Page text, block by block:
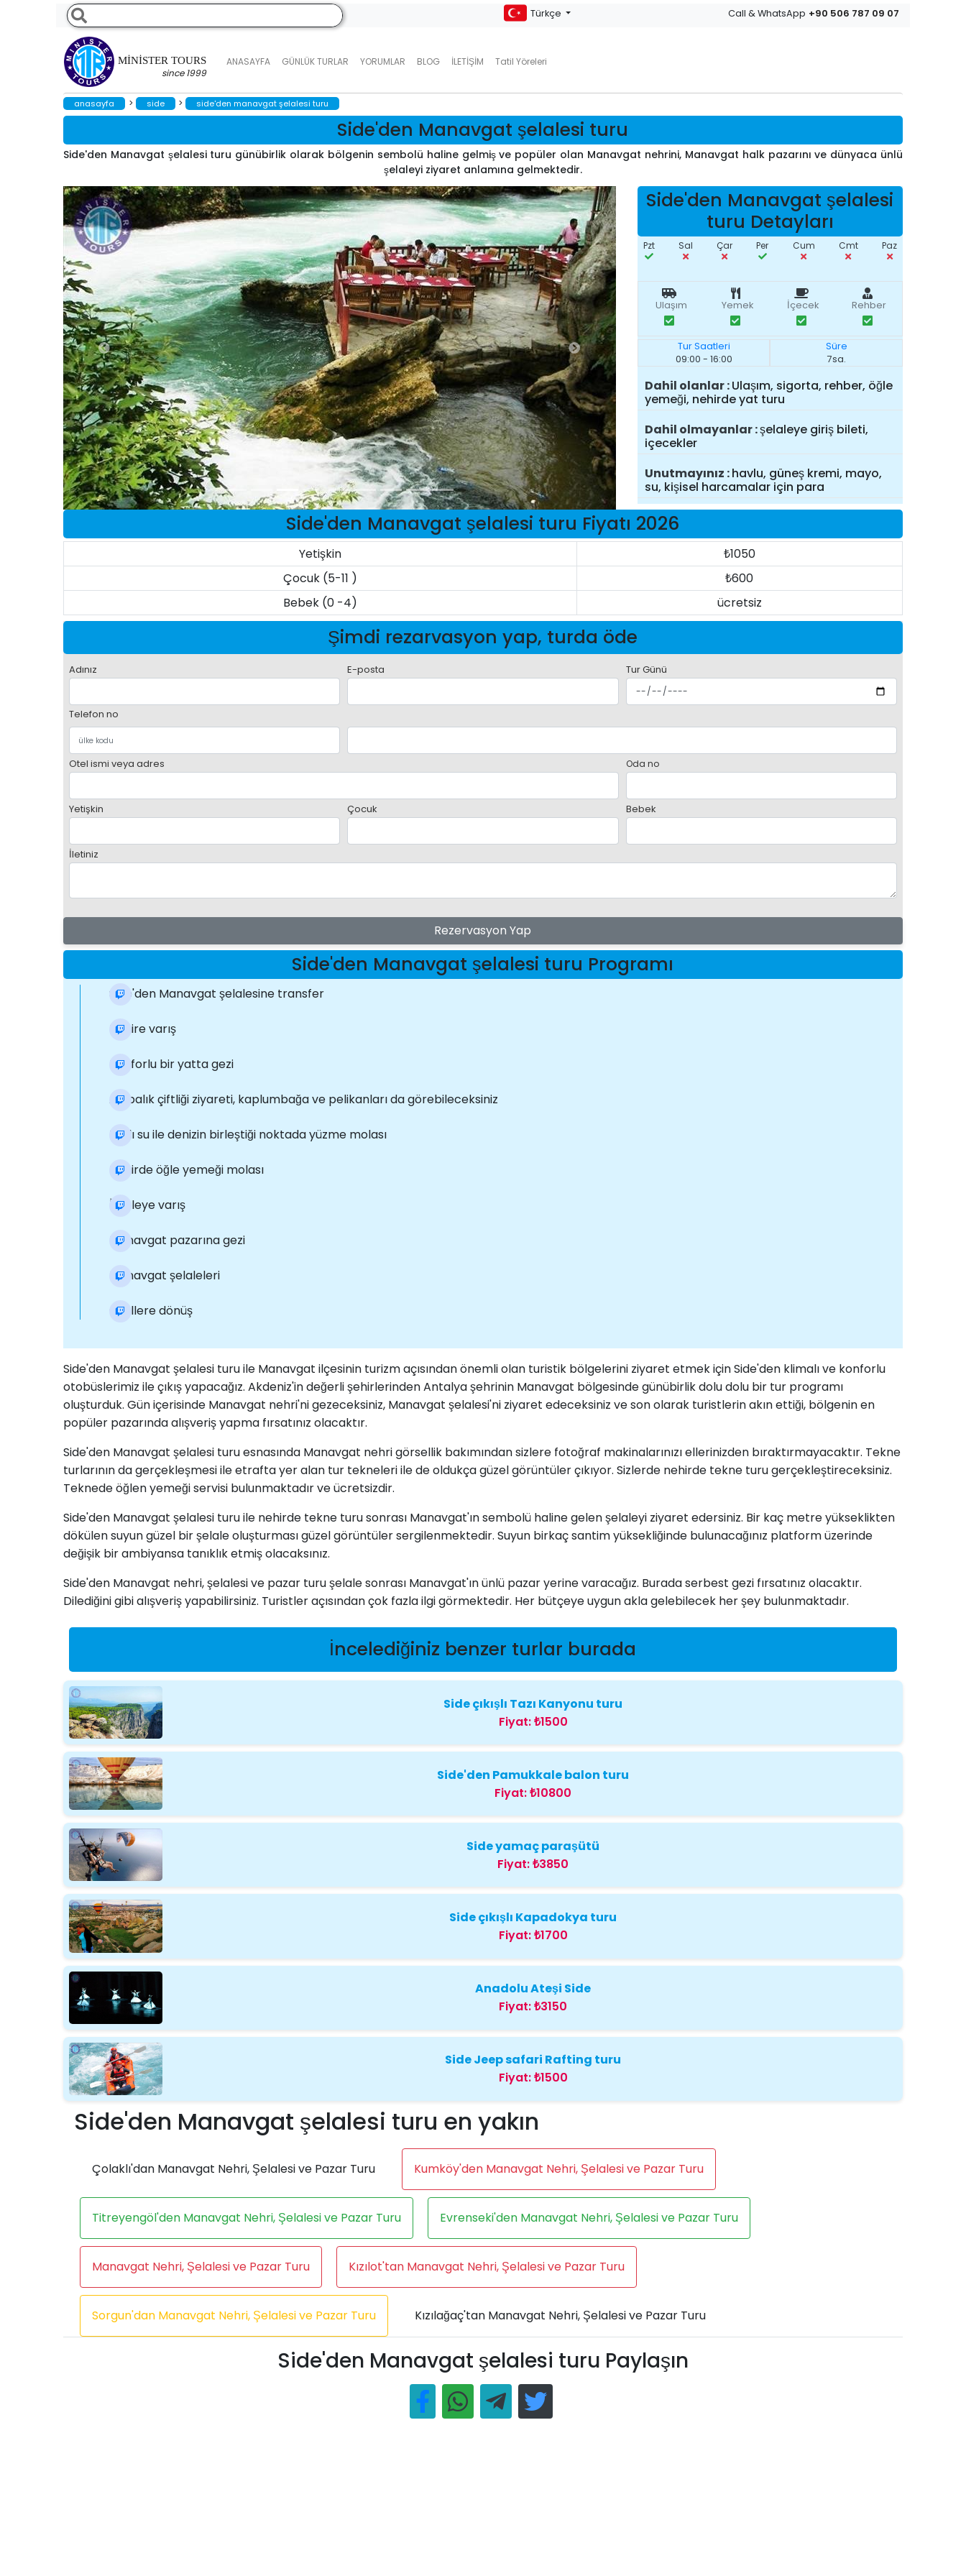
MINISTER TOURS
since 1999
ANASAYFA GÜNLÜK TURLAR YORUMLAR BLOG İLETIŞIM Tatil Yöreleri
Türkçe Call & WhatsApp +90 506 787 09 07
anasayfa > side > side'den manavgat şelalesi turu
Side'den Manavgat şelalesi turu
Side'den Manavgat şelalesi turu günübirlik olarak bölgenin sembolü haline gelmiş ve popüler olan Manavgat nehrini, Manavgat halk pazarını ve dünyaca ünlü
şelaleyi ziyaret anlamına gelmektedir.
Side'den Manavgat şelalesi
turu Detayları
Pzt Sal Çar Per Cum Cmt Paz
Ulaşım Yemek İçecek Rehber
Tur Saatleri
09:00 - 16:00
Süre
7sa.
Dahil olanlar Ulaşım, sigorta, rehber, öğle
yemeği, nehirde yat turu
Dahil olmayanlar şelaleye giriş bileti,
içecekler
Unutmayınız havlu, güneş kremi, mayo,
su, kişisel harcamalar için para
Side'den Manavgat şelalesi turu Fiyatı 2026
Yetişkin
₺1050
Çocuk (5-11 )
₺600
Bebek (0 -4)
ücretsiz
Şimdi rezarvasyon yap, turda öde
Adınız E-posta Tur Günü
Telefon no
Otel ismi veya adres Oda no
Yetişkin Çocuk Bebek
İletiniz
Rezervasyon Yap
Side'den Manavgat şelalesi turu Programı
Side'den Manavgat şelalesine transfer
Nehire varış
Konforlu bir yatta gezi
Alabalık çiftliği ziyareti, kaplumbağa ve pelikanları da görebileceksiniz
Tatlı su ile denizin birleştiği noktada yüzme molası
Nehirde öğle yemeği molası
İskeleye varış
Manavgat pazarına gezi
Manavgat şelaleleri
Otellere dönüş
Side'den Manavgat şelalesi turu ile Manavgat ilçesinin turizm açısından önemli olan turistik bölgelerini ziyaret etmek için Side'den klimalı ve konforlu
otobüslerimiz ile çıkış yapacağız. Akdeniz'in değerli şehirlerinden Antalya şehrinin Manavgat bölgesinde günübirlik dolu dolu bir tur programı
oluşturduk. Gün içerisinde Manavgat nehri'ni gezeceksiniz, Manavgat şelalesi'ni ziyaret edeceksiniz ve son olarak turistlerin akın ettiği, bölgenin en
popüler pazarında alışveriş yapma fırsatınız olacaktır.
Side'den Manavgat şelalesi turu esnasında Manavgat nehri görsellik bakımından sizlere fotoğraf makinalarınızı ellerinizden bıraktırmayacaktır. Tekne
turlarının da gerçekleşmesi ile etrafta yer alan tur tekneleri ile de oldukça güzel görüntüler çıkıyor. Sizlerde nehirde tekne turu gerçekleştireceksiniz.
Teknede öğlen yemeği servisi bulunmaktadır ve ücretsizdir.
Side'den Manavgat şelalesi turu ile nehirde tekne turu sonrası Manavgat'ın sembolü haline gelen şelaleyi ziyaret edersiniz. Bir kaç metre yükseklikten
dökülen suyun güzel bir şelale oluşturması güzel görüntüler sergilenmektedir. Suyun birkaç santim yüksekliğinde bulunacağınız platform üzerinde
değişik bir ambiyansa tanıklık etmiş olacaksınız.
Side'den Manavgat nehri, şelalesi ve pazar turu şelale sonrası Manavgat'ın ünlü pazar yerine varacağız. Burada serbest gezi fırsatınız olacaktır.
Dilediğini gibi alışveriş yapabilirsiniz. Turistler açısından çok fazla ilgi görmektedir. Her bütçeye uygun akla gelebilecek her şey bulunmaktadır.
İncelediğiniz benzer turlar burada
Side çıkışlı Tazı Kanyonu turu
Fiyat:₺1500
Side'den Pamukkale balon turu
Fiyat:₺10800
Side yamaç paraşütü
Fiyat:₺3850
Side çıkışlı Kapadokya turu
Fiyat:₺1700
Anadolu Ateşi Side
Fiyat:₺3150
Side Jeep safari Rafting turu
Fiyat:₺1500
Side'den Manavgat şelalesi turu en yakın
Çolaklı'dan Manavgat Nehri, Şelalesi ve Pazar Turu Kumköy'den Manavgat Nehri, Şelalesi ve Pazar Turu
Titreyengöl'den Manavgat Nehri, Şelalesi ve Pazar Turu Evrenseki'den Manavgat Nehri, Şelalesi ve Pazar Turu
Manavgat Nehri, Şelalesi ve Pazar Turu Kızılot'tan Manavgat Nehri, Şelalesi ve Pazar Turu
Sorgun'dan Manavgat Nehri, Şelalesi ve Pazar Turu Kızılağaç'tan Manavgat Nehri, Şelalesi ve Pazar Turu
Side'den Manavgat şelalesi turu Paylaşın